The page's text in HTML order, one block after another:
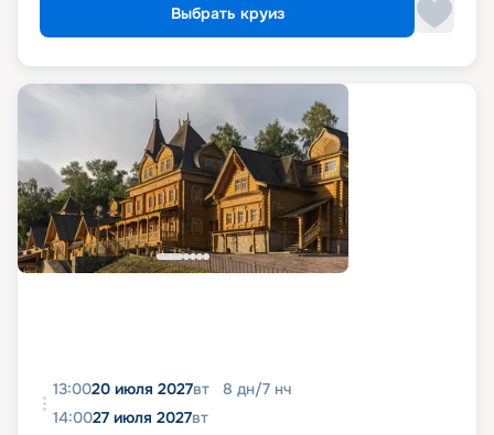
Выбрать круиз
13:0020 июля 2027вт 8 дн/7 нч
14:0027 июля 2027вт